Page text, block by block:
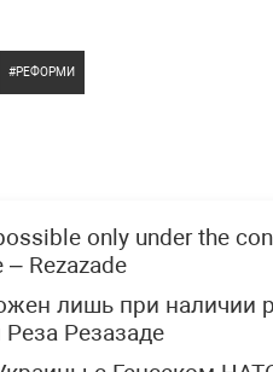
РЕФОРМИ
only under the
– Rezazade
лишь при наличии
Резазаде